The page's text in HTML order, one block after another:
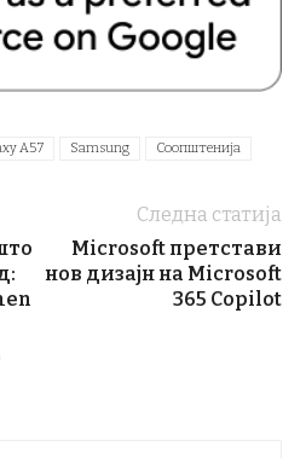
A57 Samsung Соопштенија
Следна статија
Microsoft претстави
нов дизајн на Microsoft
365 Copilot